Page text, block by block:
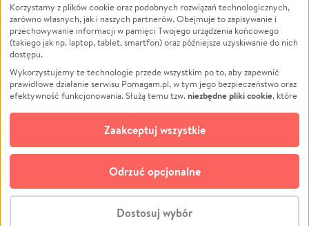
Zwierzęta
Pożar
Ukraina
Pomoc Finansowa
Projekty
Pogrzeb
Społeczność lokalna
Kultura
Powódź
Wichura
NGO
Edukacja
Podróż
Impreza
Ochrona środowiska
Biznes
© CROWDING SP. Z O.O.
Korzystamy z plików cookie oraz podobnych rozwiązań technologicznych,
zarówno własnych, jak i naszych partnerów. Obejmuje to zapisywanie i
przechowywanie informacji w pamięci Twojego urządzenia końcowego
(takiego jak np. laptop, tablet, smartfon) oraz późniejsze uzyskiwanie do nich
dostępu.
Wykorzystujemy te technologie przede wszystkim po to, aby zapewnić
prawidłowe działanie serwisu Pomagam.pl, w tym jego bezpieczeństwo oraz
efektywność funkcjonowania. Służą temu tzw.niezbędne pliki cookie, które
opcjonalnych plików cookie
technologii do celów analitycznych i retargetingowych. Możesz wyrazić
zgodę na ich stosowanie lub jej odmówić. W dowolnym momencie masz
możliwość zmiany swoich preferencji na stronie „Zarządzaj zgodami cookie”,
do której link znajdziesz w stopce serwisu Pomagam.pl. Opcjonalne pliki
cookie wykorzystywane są w następujących celach:
działanie serwisu Pomagam.pl. Dzięki nim możemy zrozumieć, jak
Dostosuj wybór
Odrzuć opcjonalne
Zaakceptuj wszystkie